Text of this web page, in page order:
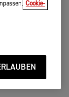
Cookie-